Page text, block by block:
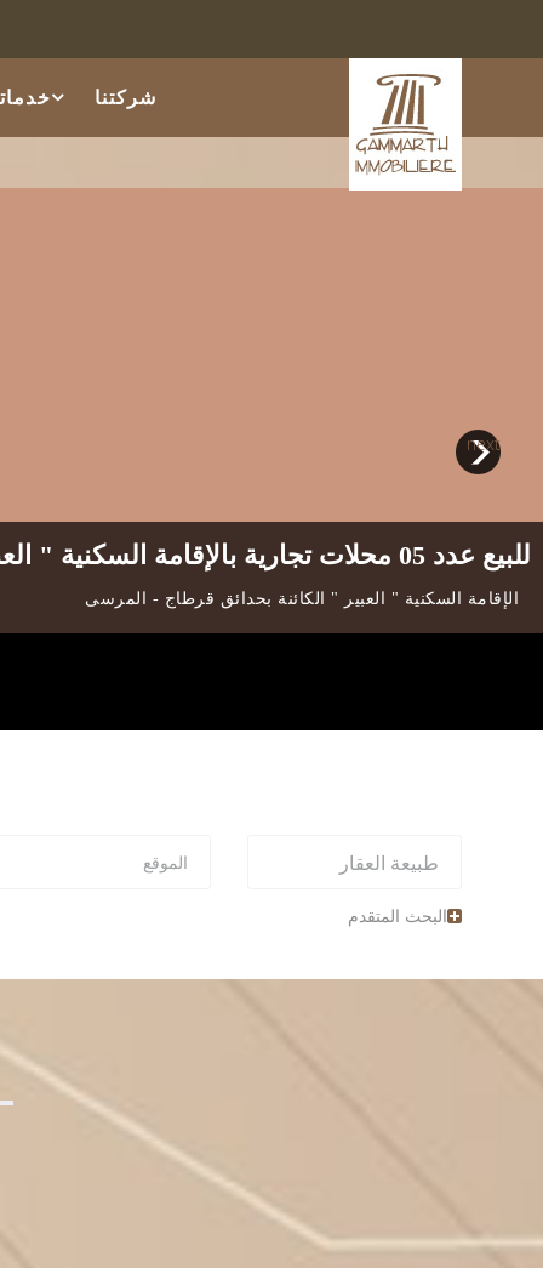
شركتنا
next
للبيع عدد 05 محلات تجارية بالإقامة السكنية " العبير " الكائنة بحدائق قرطاج
الإقامة السكنية " العبير " الكائنة بحدائق قرطاج - المرسى
البحث المتقدم